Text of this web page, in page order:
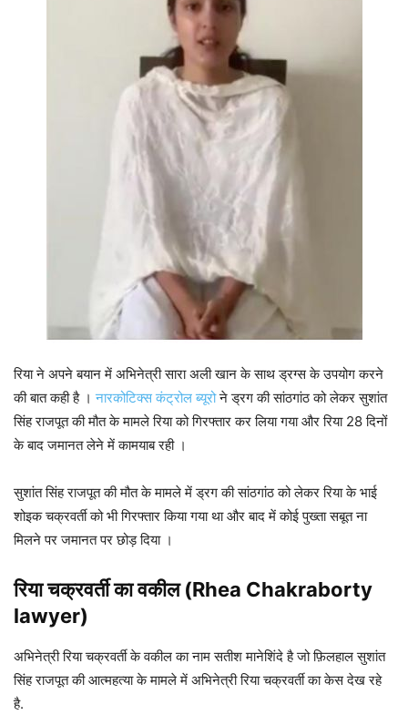
रिया ने अपने बयान में अभिनेत्री सारा अली खान के साथ ड्रग्स के उपयोग करने
की बात कही है । नारकोटिक्स कंट्रोल ब्यूरोने ड्रग की सांठगांठ को लेकर सुशांत
सिंह राजपूत की मौत के मामले रिया को गिरफ्तार कर लिया गया और रिया 28 दिनों
के बाद जमानत लेने में कामयाब रही ।
सुशांत सिंह राजपूत की मौत के मामले में ड्रग की सांठगांठ को लेकर रिया के भाई
शोइक चक्रवर्ती को भी गिरफ्तार किया गया था और बाद में कोई पुख्ता सबूत ना
मिलने पर जमानत पर छोड़ दिया ।
रिया चक्रवर्ती का वकील (Rhea Chakraborty
lawyer)
अभिनेत्री रिया चक्रवर्ती के वकील का नाम सतीश मानेशिंदे है जो फ़िलहाल सुशांत
सिंह राजपूत की आत्महत्या के मामले में अभिनेत्री रिया चक्रवर्ती का केस देख रहे
है.